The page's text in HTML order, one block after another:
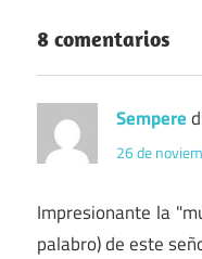
8 comentarios
Sempere
26 de
Impresionante la
palabro) de este